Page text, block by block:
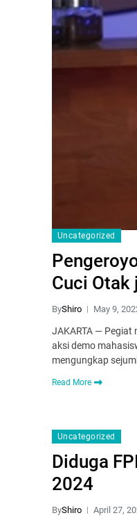
Uncategorized
Cuci Otak
ByShiro May 9,
JAKARTA — Pegiat
aksi demo
mengungkap
Read More
Uncategorized
Diduga
2024
ByShiro April 27,